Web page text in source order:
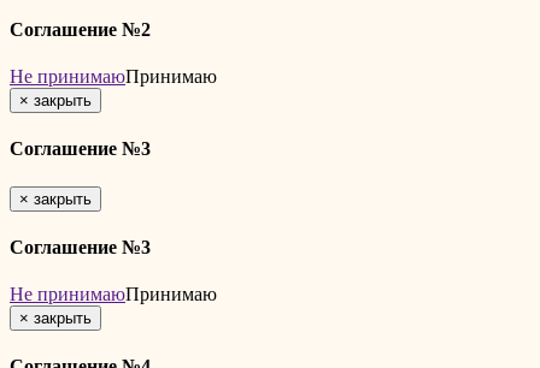
Соглашение №2
Не принимаюПринимаю
× закрыть
Соглашение №3
× закрыть
Соглашение №3
Не принимаюПринимаю
× закрыть